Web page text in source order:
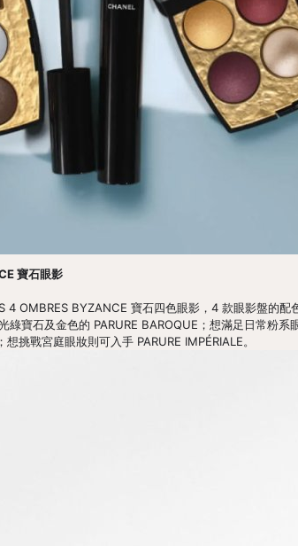
寶石眼影
OMBRES BYZANCE 寶石四色眼影，4 款眼影盤的配
寶石及金色的 PARURE BAROQUE；想滿足日常粉系
挑戰宮庭眼妝則可入手 PARURE IMPÉRIALE。